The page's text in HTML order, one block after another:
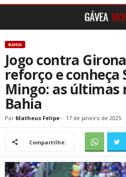
BAHIA
Jogo contra
reforço e conheça
Mingo: as últimas
Bahia
Por Matheus Felipe - 17 de janeiro de 2025
Compartilhe: